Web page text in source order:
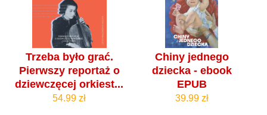
Trzeba było grać.
Pierwszy reportaż o
dziewczęcej orkiest...
54.99 zł
Chiny jednego
dziecka - ebook
EPUB
39.99 zł